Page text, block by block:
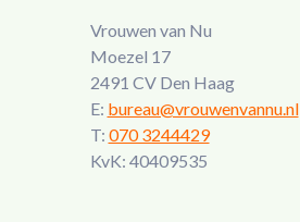
Vrouwen van Nu
Moezel 17
2491 CV Den Haag
E: bureau@vrouwenvannu.nl
T: 070 3244429
KvK: 40409535